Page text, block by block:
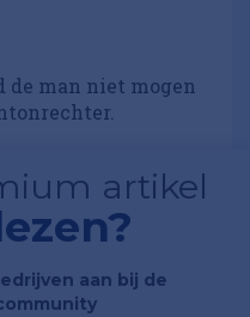
de man niet mogen
artikel
aan bij de